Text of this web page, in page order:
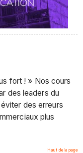
fort ! » Nos cours
des leaders du
des erreurs
plus
Haut de la page